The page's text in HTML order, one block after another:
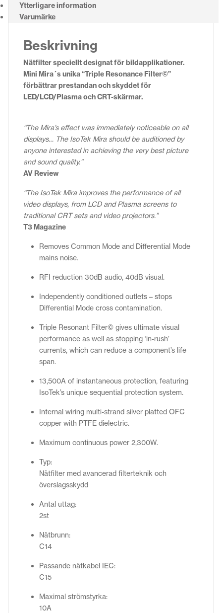
Ytterligare information
Varumärke
Beskrivning
Nätfilter speciellt designat för bildapplikationer.
Mini Mira´s unika “Triple Resonance Filter©”
förbättrar prestandan och skyddet för
LED/LCD/Plasma och CRT-skärmar.
“The Mira’s effect was immediately noticeable on all
displays… The IsoTek Mira should be auditioned by
anyone interested in achieving the very best picture
and sound quality.”
AV Review
“The IsoTek Mira improves the performance of all
video displays, from LCD and Plasma screens to
traditional CRT sets and video projectors.”
T3 Magazine
Removes Common Mode and Differential Mode
mains noise.
RFI reduction 30dB audio, 40dB visual.
Independently conditioned outlets – stops
Differential Mode cross contamination.
Triple Resonant Filter© gives ultimate visual
performance as well as stopping ‘in-rush’
currents, which can reduce a component’s life
span.
13,500A of instantaneous protection, featuring
IsoTek’s unique sequential protection system.
Internal wiring multi-strand silver platted OFC
copper with PTFE dielectric.
Maximum continuous power 2,300W.
Typ:
Nätfilter med avancerad filterteknik och
överslagsskydd
Antal uttag:
2st
Nätbrunn:
C14
Passande nätkabel IEC:
C15
Maximal strömstyrka:
10A